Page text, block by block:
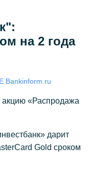
на 2 года
«Распродажа
дарит
Gold сроком